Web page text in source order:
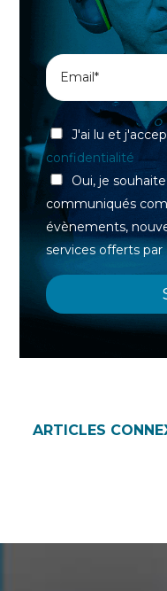
J'ai lu et
confidentialité
Oui, je
communiqués
évènements,
services offerts par
ARTICLES